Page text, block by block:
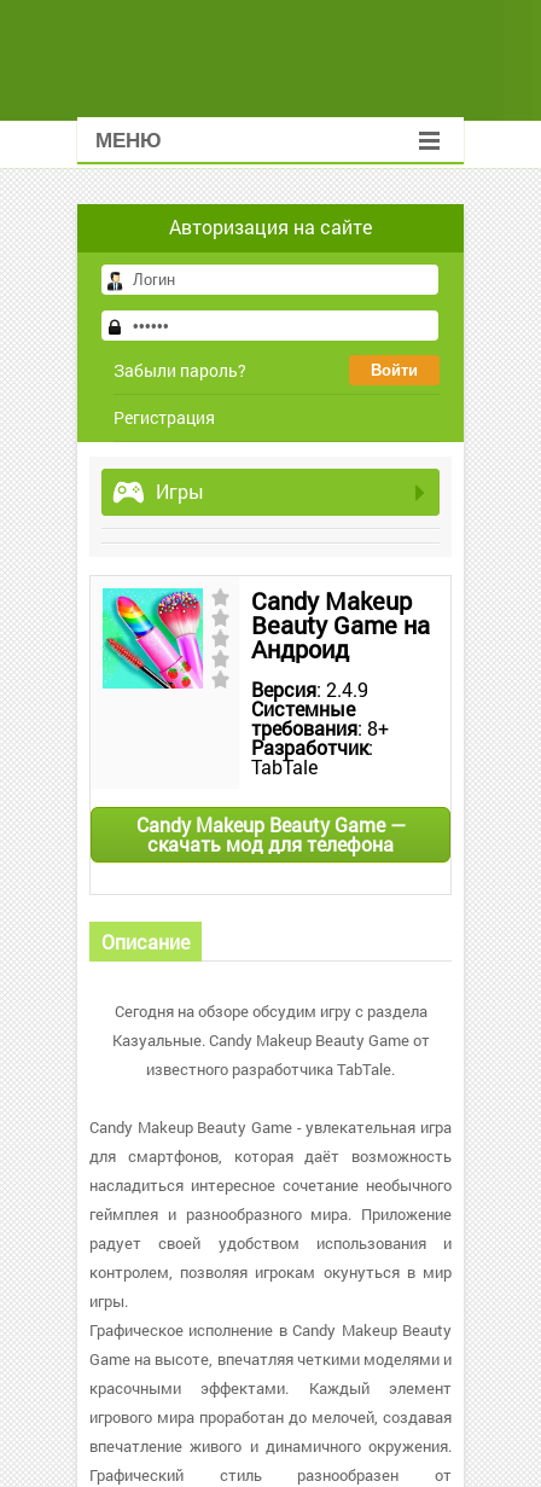
МЕНЮ
Авторизация на сайте
Забыли пароль?
Регистрация
Игры
Candy Makeup
Beauty Game на
Андроид
Версия: 2.4.9
Системные
требования: 8+
Разработчик:
TabTale
Candy Makeup Beauty Game —
скачать мод для телефона
Описание
Сегодня на обзоре обсудим игру с раздела
Казуальные. Candy Makeup Beauty Game от
известного разработчика TabTale.
Candy Makeup Beauty Game - увлекательная игра
для смартфонов, которая даёт возможность
насладиться интересное сочетание необычного
геймплея и разнообразного мира. Приложение
радует своей удобством использования и
контролем, позволяя игрокам окунуться в мир
игры.
Графическое исполнение в Candy Makeup Beauty
Game на высоте, впечатляя четкими моделями и
красочными эффектами. Каждый элемент
игрового мира проработан до мелочей, создавая
впечатление живого и динамичного окружения.
Графический стиль разнообразен от